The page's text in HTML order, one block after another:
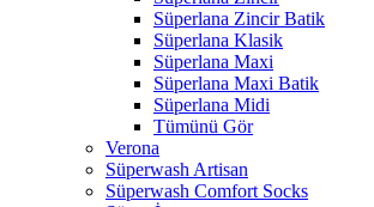
Süperlana Zincir Batik
Süperlana Klasik
Süperlana Maxi
Süperlana Maxi Batik
Süperlana Midi
Tümünü Gör
Verona
Süperwash Artisan
Süperwash Comfort Socks